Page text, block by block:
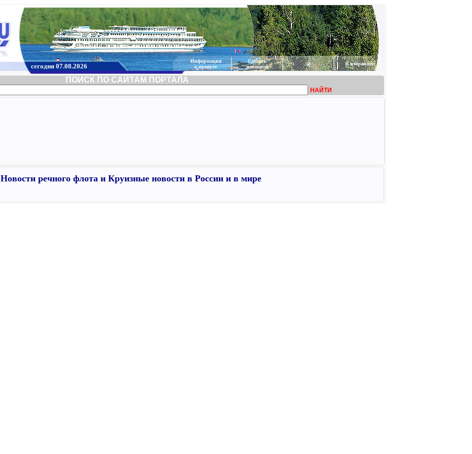
сегодня 07.08.2026
Информация
о проекте
Сделать
домашней
@ В избранное
ПОИСК ПО САЙТАМ ПОРТАЛА
НАЙТИ
Новости речного флота и Круизные новости в России и в мире